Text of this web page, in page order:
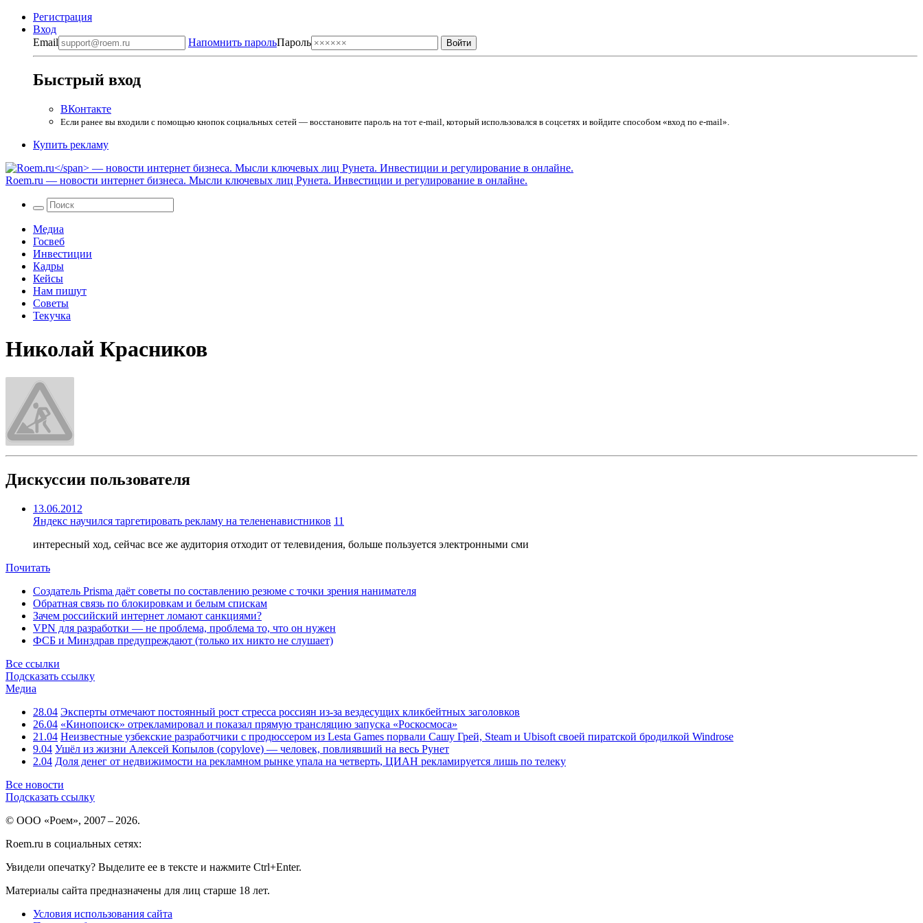
Регистрация
Вход
Email
Напомнить парольПароль
Быстрый вход
ВКонтакте
Если ранее вы входили с помощью кнопок социальных сетей — восстановите пароль на тот e-mail, который использовался в соцсетях и войдите способом «вход по e-mail».
Купить рекламу
Roem.ru — новости интернет бизнеса. Мысли ключевых лиц Рунета. Инвестиции и регулирование в онлайне.
Медиа
Госвеб
Инвестиции
Кадры
Кейсы
Нам пишут
Советы
Текучка
Николай Красников
Дискуссии пользователя
13.06.2012
Яндекс научился таргетировать рекламу на телененавистников 11
интересный ход, сейчас все же аудитория отходит от телевидения, больше пользуется электронными сми
Почитать
Создатель Prisma даёт советы по составлению резюме с точки зрения нанимателя
Обратная связь по блокировкам и белым спискам
Зачем российский интернет ломают санкциями?
VPN для разработки — не проблема, проблема то, что он нужен
ФСБ и Минздрав предупреждают (только их никто не слушает)
Все ссылки
Подсказать ссылку
Медиа
28.04 Эксперты отмечают постоянный рост стресса россиян из-за вездесущих кликбейтных заголовков
26.04 «Кинопоиск» отрекламировал и показал прямую трансляцию запуска «Роскосмоса»
21.04 Неизвестные узбекские разработчики с продюссером из Lesta Games порвали Сашу Грей, Steam и Ubisoft своей пиратской бродилкой Windrose
9.04 Ушёл из жизни Алексей Копылов (copylove) — человек, повлиявший на весь Рунет
2.04 Доля денег от недвижимости на рекламном рынке упала на четверть, ЦИАН рекламируется лишь по телеку
Все новости
Подсказать ссылку
© ООО «Роем», 2007 – 2026.
Roem.ru в социальных сетях:
Увидели опечатку? Выделите ее в тексте и нажмите Ctrl+Enter.
Материалы сайта предназначены для лиц старше 18 лет.
Условия использования сайта